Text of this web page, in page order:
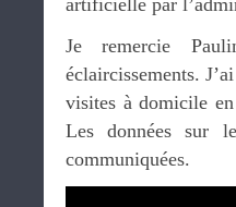
artificielle par
Je remercie
éclaircissements.
visites à domicile
Les données sur
communiquées.